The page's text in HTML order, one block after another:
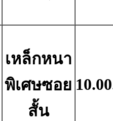
เหล็กหนา
พิเศษซอย
สั้น